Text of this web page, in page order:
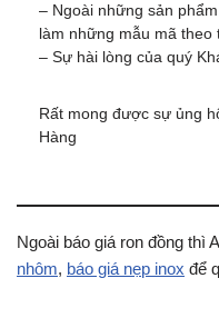
– Ngoài những sản
làm những mẫu mã theo
– Sự hài lòng của quý
Rất mong được sự ủng
Hàng
Ngoài báo giá ron đồng thì
nhôm, báo giá nẹp inox để